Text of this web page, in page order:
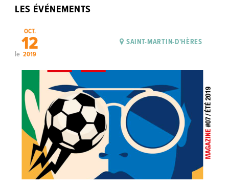
LES ÉVÉNEMENTS
SAINT-MARTIN-D'HÈRES
le
OCT.
12
2019